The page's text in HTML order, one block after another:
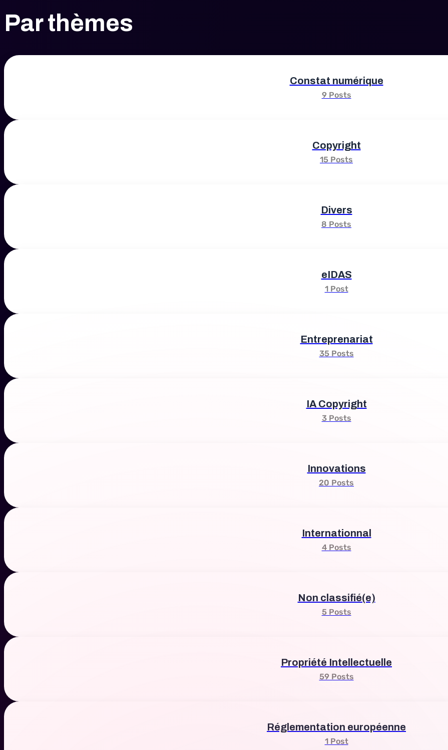
Par thèmes
Constat numérique
9 Posts
Copyright
15 Posts
Divers
8 Posts
eIDAS
1 Post
Entreprenariat
35 Posts
IA Copyright
3 Posts
Innovations
20 Posts
Internationnal
4 Posts
Non classifié(e)
5 Posts
Propriété Intellectuelle
59 Posts
Réglementation européenne
1 Post